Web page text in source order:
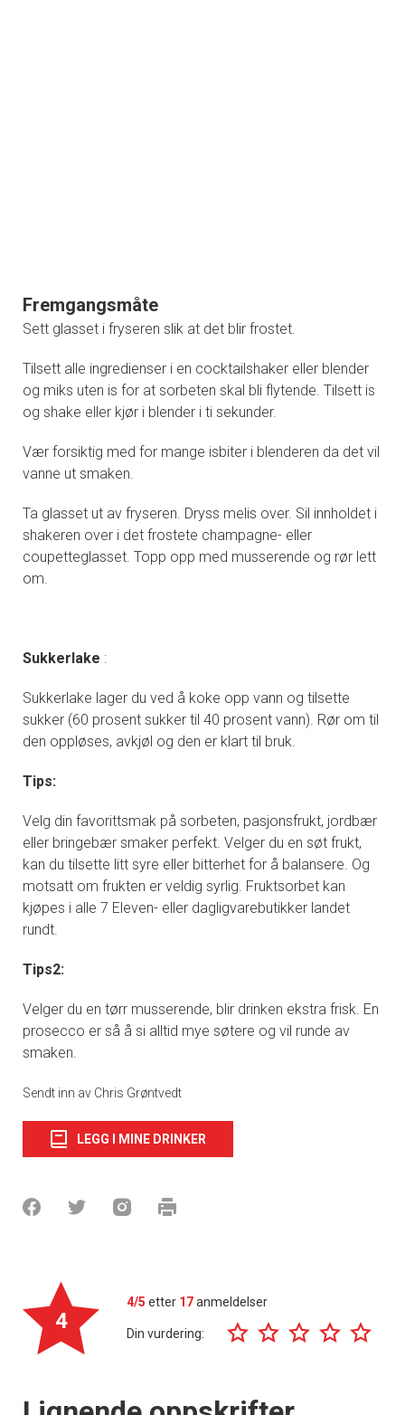
Fremgangsmåte
Sett glasset i fryseren slik at det blir frostet.
Tilsett alle ingredienser i en cocktailshaker eller blender
og miks uten is for at sorbeten skal bli flytende. Tilsett is
og shake eller kjør i blender i ti sekunder.
Vær forsiktig med for mange isbiter i blenderen da det vil
vanne ut smaken.
Ta glasset ut av fryseren. Dryss melis over. Sil innholdet i
shakeren over i det frostete champagne- eller
coupetteglasset. Topp opp med musserende og rør lett
om.
Sukkerlake :
Sukkerlake lager du ved å koke opp vann og tilsette
sukker (60 prosent sukker til 40 prosent vann). Rør om til
den oppløses, avkjøl og den er klart til bruk.
Tips:
Velg din favorittsmak på sorbeten, pasjonsfrukt, jordbær
eller bringebær smaker perfekt. Velger du en søt frukt,
kan du tilsette litt syre eller bitterhet for å balansere. Og
motsatt om frukten er veldig syrlig. Fruktsorbet kan
kjøpes i alle 7 Eleven- eller dagligvarebutikker landet
rundt.
Tips2:
Velger du en tørr musserende, blir drinken ekstra frisk. En
prosecco er så å si alltid mye søtere og vil runde av
smaken.
Sendt inn av Chris Grøntvedt
LEGG I MINE DRINKER
4
4/5 etter 17anmeldelser
Din vurdering: